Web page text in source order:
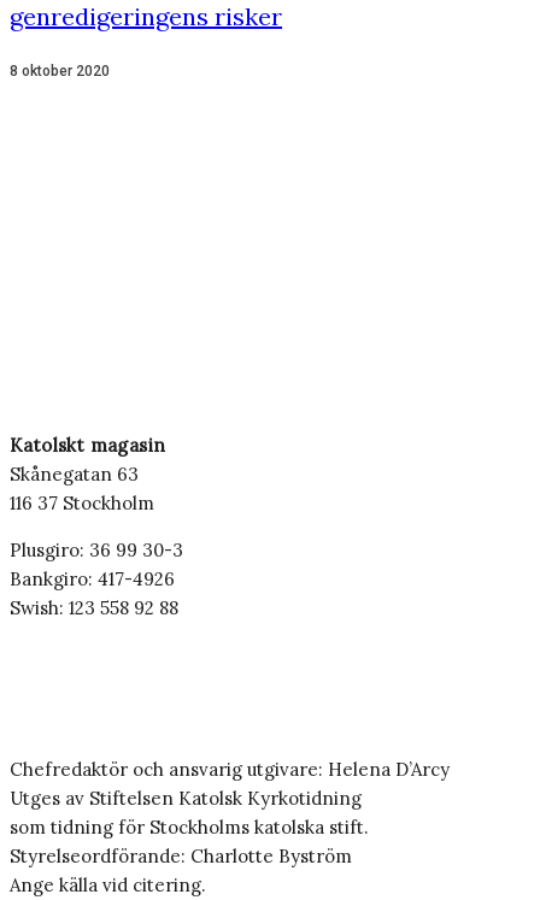
genredigeringens risker
8 oktober 2020
Katolskt magasin
Skånegatan 63
116 37 Stockholm
Plusgiro: 36 99 30-3
Bankgiro: 417-4926
Swish: 123 558 92 88
Chefredaktör och ansvarig utgivare: Helena D’Arcy
Utges av Stiftelsen Katolsk Kyrkotidning
som tidning för Stockholms katolska stift.
Styrelseordförande: Charlotte Byström
Ange källa vid citering.